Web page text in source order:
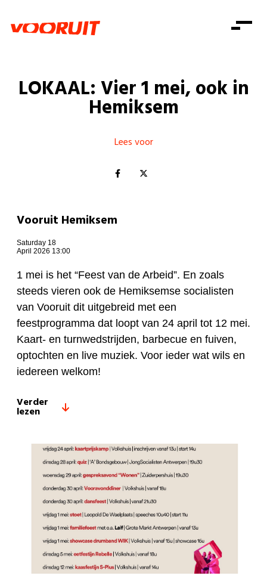
Zorg
Gelijke kansen
Welzijn
Consumentenbescherming
Kinderen en jongeren
Onze mensen
Standpunten
Vacatures
Doe mee
Doe mee
Word lid
Shop
Login
LOKAAL: Vier 1 mei, ook in
Hemiksem
Lees voor
Vooruit Hemiksem
Saturday 18
April 2026 13:00
1 mei is het “Feest van de Arbeid”. En zoals
steeds vieren ook de Hemiksemse socialisten
van Vooruit dit uitgebreid met een
feestprogramma dat loopt van 24 april tot 12 mei.
Kaart- en turnwedstrijden, barbecue en fuiven,
optochten en live muziek. Voor ieder wat wils en
iedereen welkom!
Verder
lezen